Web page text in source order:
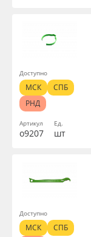
Артикул
о9207
Ед.
шт
Доступно
МСК
СПБ
РНД
Доступно
МСК
СПБ